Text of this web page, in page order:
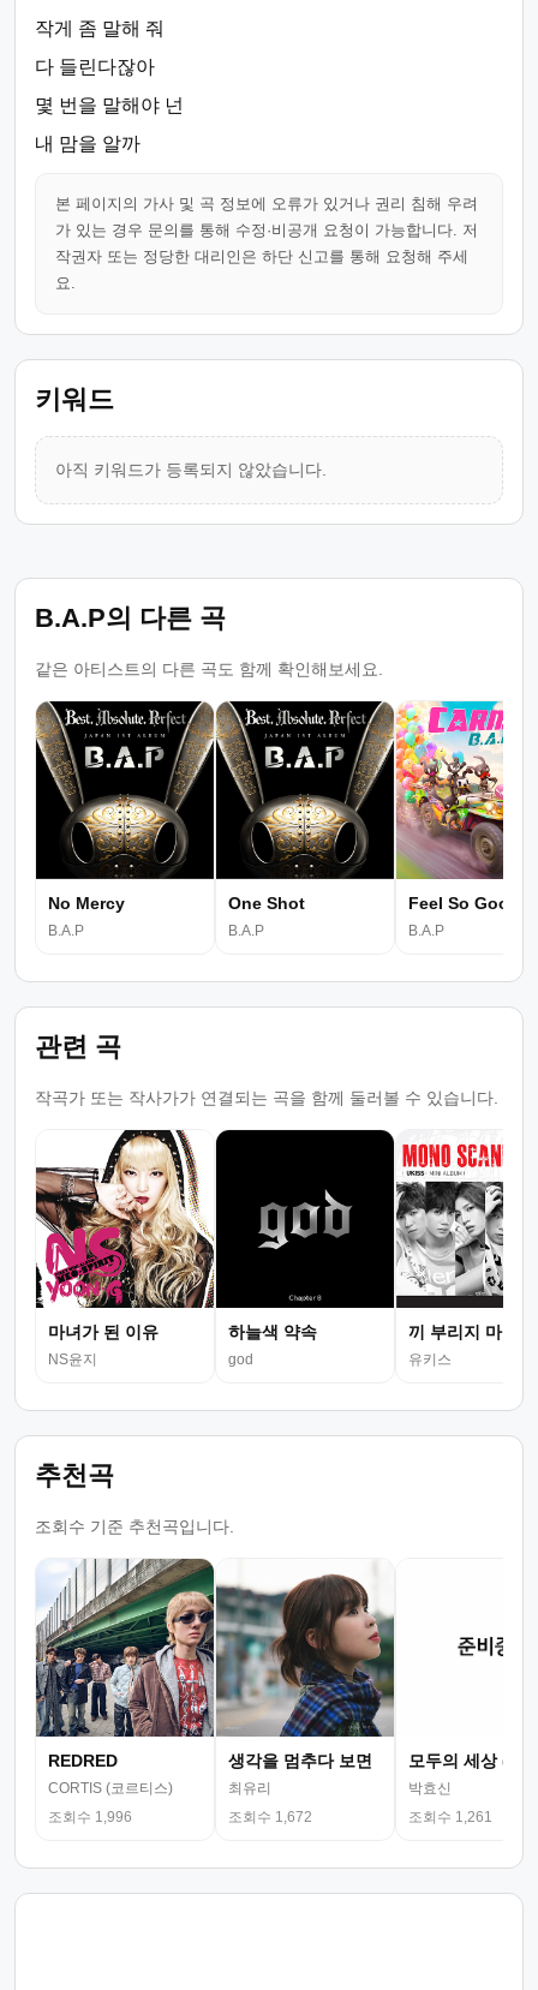
작게 좀 말해 줘
다 들린다잖아
몇 번을 말해야 넌
내 맘을 알까
본 페이지의 가사 및 곡 정보에 오류가 있거나 권리 침해 우려
가 있는 경우 문의를 통해 수정·비공개 요청이 가능합니다. 저
작권자 또는 정당한 대리인은 하단 신고를 통해 요청해 주세
요.
키워드
아직 키워드가 등록되지 않았습니다.
B.A.P의 다른 곡
같은 아티스트의 다른 곡도 함께 확인해보세요.
No Mercy
B.A.P
One Shot
B.A.P
Feel So Good
B.A.P
관련 곡
작곡가 또는 작사가가 연결되는 곡을 함께 둘러볼 수 있습니다.
마녀가 된 이유
NS윤지
하늘색 약속
god
끼 부리지 마
유키스
추천곡
조회수 기준 추천곡입니다.
REDRED
CORTIS (코르티스)
조회수 1,996
생각을 멈추다 보면
최유리
조회수 1,672
모두의 세상 (뮤
박효신
조회수 1,261